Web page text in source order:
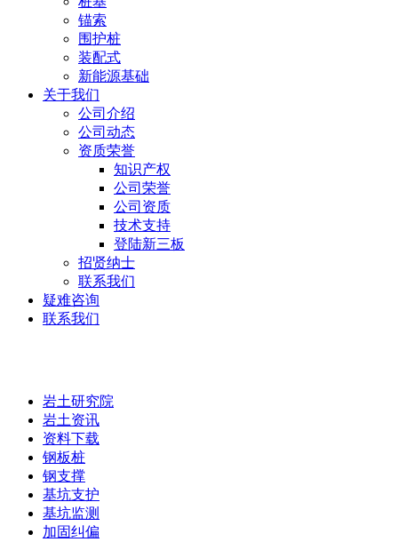
锚索
围护桩
装配式
新能源基础
关于我们
公司介绍
公司动态
资质荣誉
知识产权
公司荣誉
公司资质
技术支持
登陆新三板
招贤纳士
联系我们
疑难咨询
联系我们
岩土研究院
岩土资讯
资料下载
钢板桩
钢支撑
基坑支护
基坑监测
加固纠偏